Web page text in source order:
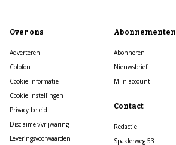
Over ons
Adverteren
Colofon
Cookie informatie
Cookie Instellingen
Privacy beleid
Disclaimer/vrijwaring
Leveringsvoorwaarden
Abonnementen
Abonneren
Nieuwsbrief
Mijn account
Contact
Redactie
Spaklerweg 53